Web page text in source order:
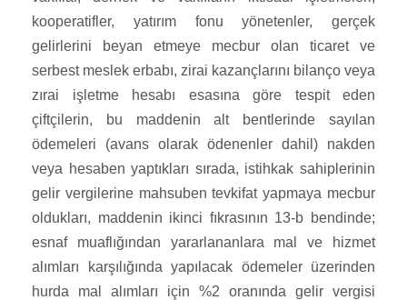
kooperatifler, yatırım fonu yönetenler, gerçek
gelirlerini beyan etmeye mecbur olan ticaret ve
serbest meslek erbabı, zirai kazançlarını bilanço veya
zırai işletme hesabı esasına göre tespit eden
çiftçilerin, bu maddenin alt bentlerinde sayılan
ödemeleri (avans olarak ödenenler dahil) nakden
veya hesaben yaptıkları sırada, istihkak sahiplerinin
gelir vergilerine mahsuben tevkifat yapmaya mecbur
oldukları, maddenin ikinci fıkrasının 13-b bendinde;
esnaf muaflığından yararlananlara mal ve hizmet
alımları karşılığında yapılacak ödemeler üzerinden
hurda mal alımları için %2 oranında gelir vergisi